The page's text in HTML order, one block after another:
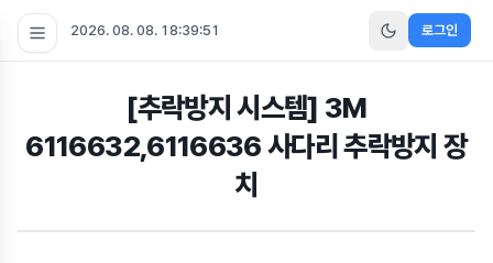
2026. 08. 08. 18:39:52 로그인
[추락방지 시스템] 3M
6116632,6116636 사다리 추락방지 장
치